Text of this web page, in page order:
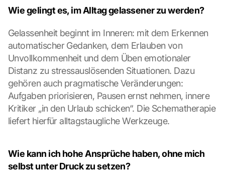
Wie gelingt es, im Alltag gelassener zu werden?
Gelassenheit beginnt im Inneren: mit dem Erkennen
automatischer Gedanken, dem Erlauben von
Unvollkommenheit und dem Üben emotionaler
Distanz zu stressauslösenden Situationen. Dazu
gehören auch pragmatische Veränderungen:
Aufgaben priorisieren, Pausen ernst nehmen, innere
Kritiker „in den Urlaub schicken“. Die Schematherapie
liefert hierfür alltagstaugliche Werkzeuge.
Wie kann ich hohe Ansprüche haben, ohne mich
selbst unter Druck zu setzen?
o
k
i
e
s
e
s
e
t
.
G